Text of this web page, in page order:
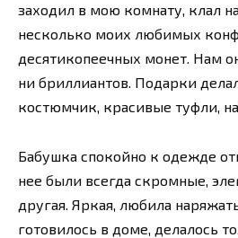
заходил в мою комнату, клал
несколько моих любимых
десятикопеечных монет. Нам
ни бриллиантов. Подарки
костюмчик, красивые туфли,
Бабушка спокойно к одежде
нее были всегда скромные,
другая. Яркая, любила
готовилось в доме, делалось